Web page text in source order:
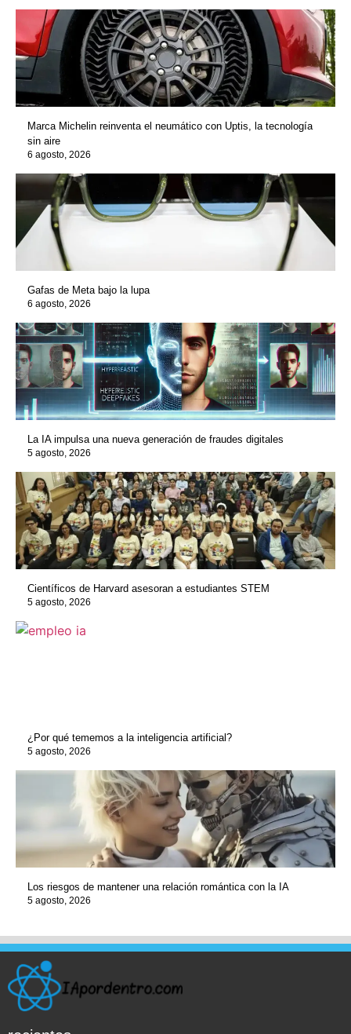
Marca Michelin reinventa el neumático con Uptis, la tecnología
sin aire
6 agosto, 2026
Gafas de Meta bajo la lupa
6 agosto, 2026
La IA impulsa una nueva generación de fraudes digitales
5 agosto, 2026
Científicos de Harvard asesoran a estudiantes STEM
5 agosto, 2026
¿Por qué tememos a la inteligencia artificial?
5 agosto, 2026
Los riesgos de mantener una relación romántica con la IA
5 agosto, 2026